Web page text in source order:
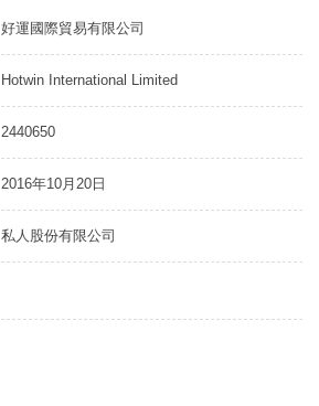
好運國際貿易有限公司
Hotwin International Limited
2440650
2016年10月20日
私人股份有限公司